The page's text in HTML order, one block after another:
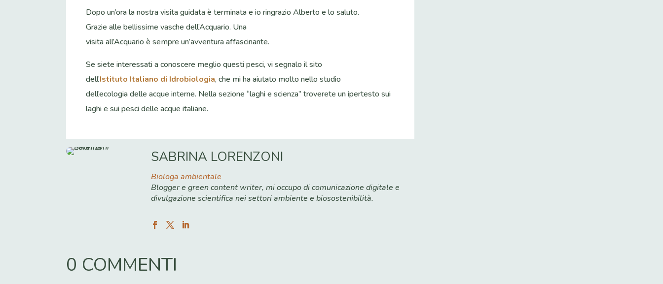
Dopo un’ora la nostra visita guidata è terminata e io ringrazio Alberto e lo saluto.
Grazie alle bellissime vasche dell’Acquario. Una
visita all’Acquario è sempre un’avventura affascinante.
Se siete interessati a conoscere meglio questi pesci, vi segnalo il sito
dell’Istituto Italiano di Idrobiologia, che mi ha aiutato molto nello studio
dell’ecologia delle acque interne. Nella sezione “laghi e scienza” troverete un ipertesto sui
laghi e sui pesci delle acque italiane.
SABRINA LORENZONI
Biologa ambientale
Blogger e green content writer, mi occupo di comunicazione digitale e
divulgazione scientifica nei settori ambiente e biosostenibilità.
0 COMMENTI